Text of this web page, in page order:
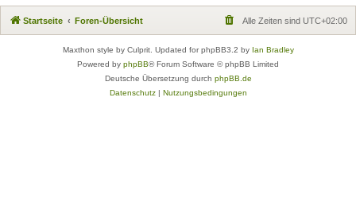
Startseite Foren-Übersicht Alle Zeiten sind UTC+02:00
Maxthon style by Culprit. Updated for phpBB3.2 by Ian Bradley
Powered by phpBB® Forum Software © phpBB Limited
Deutsche Übersetzung durch phpBB.de
Datenschutz| Nutzungsbedingungen